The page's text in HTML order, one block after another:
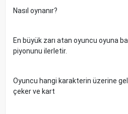
Nasıl oynanır?
En büyük zarı atan oyuncu oyuna
piyonunu ilerletir.
Oyuncu hangi karakterin üzerine
çeker ve kart